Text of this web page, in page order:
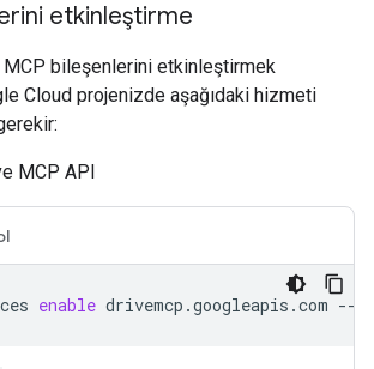
etkinleştirme
bileşenlerini etkinleştirmek
Cloud projenizde aşağıdaki hizmeti
MCP API
enable drivemcp.googleapis.com --